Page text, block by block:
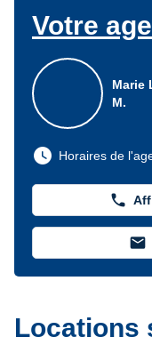
Votre
Marie
M.
watch_later Horaires de
phone
mail
Locations